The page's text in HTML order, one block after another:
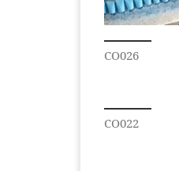
CO026
CO022